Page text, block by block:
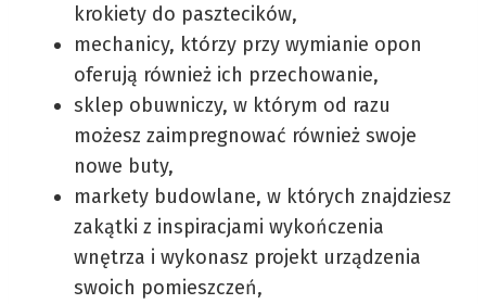
krokiety do pasztecików,
mechanicy, którzy przy wymianie opon
oferują również ich przechowanie,
sklep obuwniczy, w którym od razu
możesz zaimpregnować również swoje
nowe buty,
markety budowlane, w których znajdziesz
zakątki z inspiracjami wykończenia
wnętrza i wykonasz projekt urządzenia
swoich pomieszczeń,